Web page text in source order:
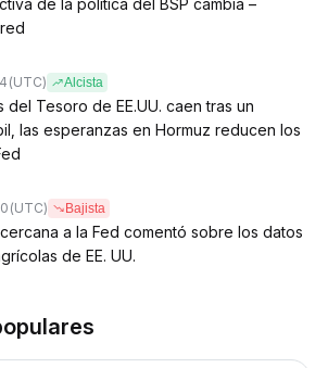
de la política del BSP cambia –
(UTC) Alcista
del Tesoro de EE.UU. caen tras un
las esperanzas en Hormuz reducen los
(UTC) Bajista
a la Fed comentó sobre los datos
de EE. UU.